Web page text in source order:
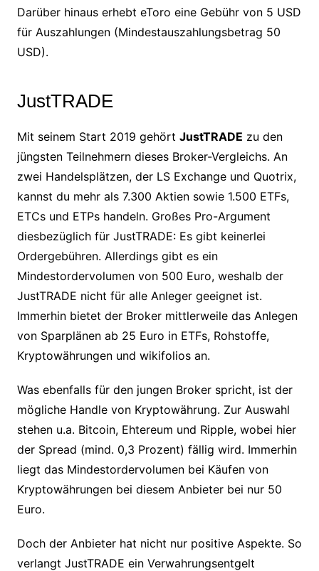
Darüber hinaus erhebt eToro eine Gebühr von 5 USD
für Auszahlungen (Mindestauszahlungsbetrag 50
USD).
JustTRADE
Mit seinem Start 2019 gehört JustTRADE zu den
jüngsten Teilnehmern dieses Broker-Vergleichs. An
zwei Handelsplätzen, der LS Exchange und Quotrix,
kannst du mehr als 7.300 Aktien sowie 1.500 ETFs,
ETCs und ETPs handeln. Großes Pro-Argument
diesbezüglich für JustTRADE: Es gibt keinerlei
Ordergebühren. Allerdings gibt es ein
Mindestordervolumen von 500 Euro, weshalb der
JustTRADE nicht für alle Anleger geeignet ist.
Immerhin bietet der Broker mittlerweile das Anlegen
von Sparplänen ab 25 Euro in ETFs, Rohstoffe,
Kryptowährungen und wikifolios an.
Was ebenfalls für den jungen Broker spricht, ist der
mögliche Handle von Kryptowährung. Zur Auswahl
stehen u.a. Bitcoin, Ehtereum und Ripple, wobei hier
der Spread (mind. 0,3 Prozent) fällig wird. Immerhin
liegt das Mindestordervolumen bei Käufen von
Kryptowährungen bei diesem Anbieter bei nur 50
Euro.
Doch der Anbieter hat nicht nur positive Aspekte. So
verlangt JustTRADE ein Verwahrungsentgelt